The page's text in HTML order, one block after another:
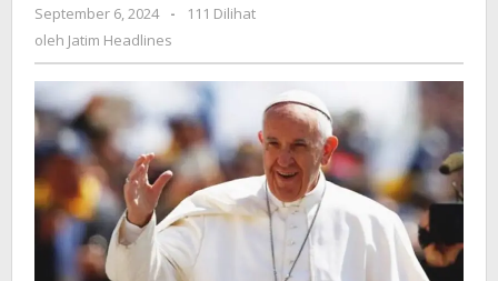
Lancar
September 6, 2024
oleh
-
111 Dilihat
oleh Jatim Headlines